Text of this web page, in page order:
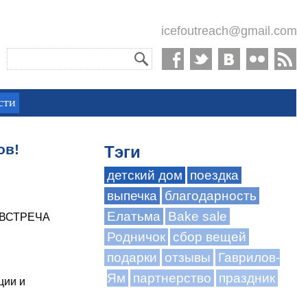
icefoutreach@gmail.com
ВСТРЕЧА
и
Тэги
детский дом
поездка
выпечка
благодарность
Елатьма
Bake sale
Родничок сбор вещей
подарки
отзывы
Гаврилов-
Ям
партнерство
праздник